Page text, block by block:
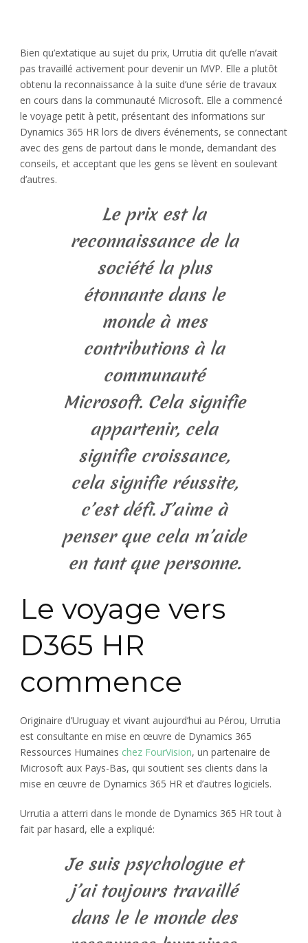
Bien qu’extatique au sujet du prix, Urrutia dit qu’elle n’avait
pas travaillé activement pour devenir un MVP. Elle a plutôt
obtenu la reconnaissance à la suite d’une série de travaux
en cours dans la communauté Microsoft. Elle a commencé
le voyage petit à petit, présentant des informations sur
Dynamics 365 HR lors de divers événements, se connectant
avec des gens de partout dans le monde, demandant des
conseils, et acceptant que les gens se lèvent en soulevant
d’autres.
Le prix est la
reconnaissance de la
société la plus
étonnante dans le
monde à mes
contributions à la
communauté
Microsoft. Cela signifie
appartenir, cela
signifie croissance,
cela signifie réussite,
c’est défi. J’aime à
penser que cela m’aide
en tant que personne.
Le voyage vers
D365 HR
commence
Originaire d’Uruguay et vivant aujourd’hui au Pérou, Urrutia
est consultante en mise en œuvre de Dynamics 365
Ressources Humaines chez FourVision, un partenaire de
Microsoft aux Pays-Bas, qui soutient ses clients dans la
mise en œuvre de Dynamics 365 HR et d’autres logiciels.
Urrutia a atterri dans le monde de Dynamics 365 HR tout à
fait par hasard, elle a expliqué:
Je suis psychologue et
j’ai toujours travaillé
dans le le monde des